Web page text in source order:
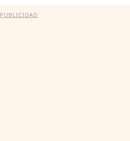
PUBLICIDAD